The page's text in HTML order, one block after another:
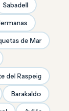
Sabadell
de Mar
del Raspeig
Barakaldo